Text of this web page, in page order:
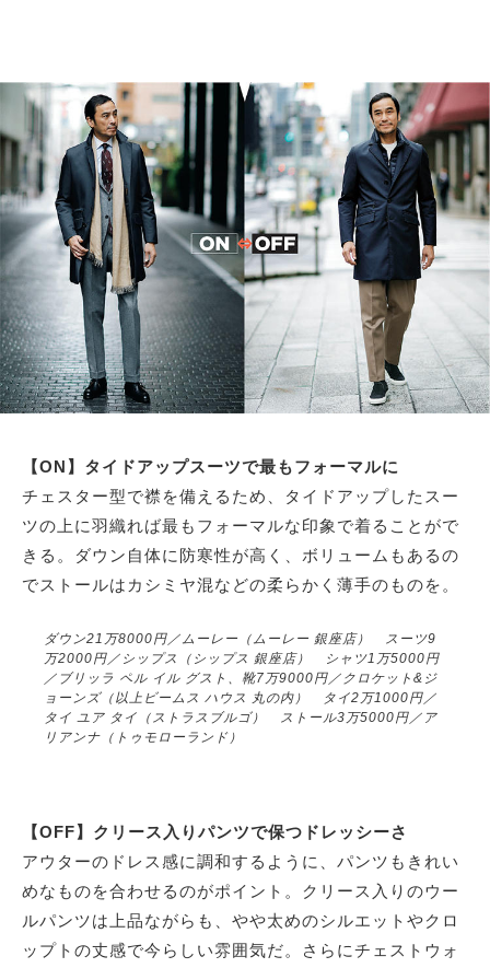
【ON】タイドアップスーツで最もフォーマルに
チェスター型で襟を備えるため、タイドアップしたスー
ツの上に羽織れば最もフォーマルな印象で着ることがで
きる。ダウン自体に防寒性が高く、ボリュームもあるの
でストールはカシミヤ混などの柔らかく薄手のものを。
ダウン21万8000円／ムーレー（ムーレー 銀座店） スーツ9
万2000円／シップス（シップス 銀座店） シャツ1万5000円
／ブリッラ ペル イル グスト、靴7万9000円／クロケット&ジ
ョーンズ（以上ビームス ハウス 丸の内） タイ2万1000円／
タイ ユア タイ（ストラスブルゴ） ストール3万5000円／ア
リアンナ（トゥモローランド）
【OFF】クリース入りパンツで保つドレッシーさ
アウターのドレス感に調和するように、パンツもきれい
めなものを合わせるのがポイント。クリース入りのウー
ルパンツは上品ながらも、やや太めのシルエットやクロ
ップトの丈感で今らしい雰囲気だ。さらにチェストウォ